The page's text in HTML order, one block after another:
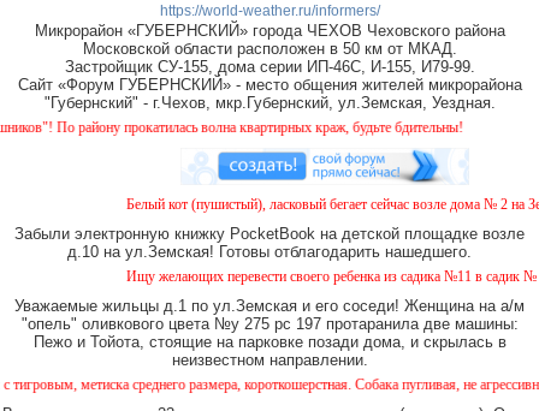
https://world-weather.ru/informers/
Микрорайон «ГУБЕРНСКИЙ» города ЧЕХОВ Чеховского района
Московской области расположен в 50 км от МКАД.
Застройщик СУ-155, дома серии ИП-46С, И-155, И79-99.
Сайт «Форум ГУБЕРНСКИЙ» - место общения жителей микрорайона
"Губернский" - г.Чехов, мкр.Губернский, ул.Земская, Уездная.
прокатилась волна квартирных краж, будьте бдительны!
Белый кот (пушистый), ласковый бегает сейчас возле дома № 2 на
Забыли электронную книжку PocketBook на детской площадке возле
д.10 на ул.Земская! Готовы отблагодарить нашедшего.
Ищу желающих перевести своего ребенка из садика №11 в садик № 26.
Уважаемые жильцы д.1 по ул.Земская и его соседи! Женщина на а/м
"опель" оливкового цвета №у 275 рс 197 протаранила две машины:
Пежо и Тойота, стоящие на парковке позади дома, и скрылась в
неизвестном направлении.
среднего размера, короткошерстная. Собака пугливая, не агрессивная. Кто видел,